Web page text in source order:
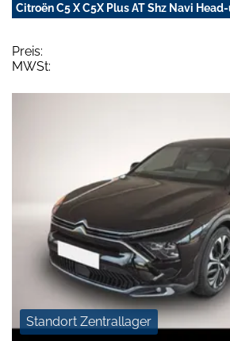
Citroën C5 X C5X Plus AT Shz Navi
Preis:
MWSt:
Standort Zentrallager